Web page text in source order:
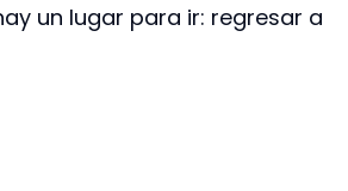
un lugar para ir: regresar a